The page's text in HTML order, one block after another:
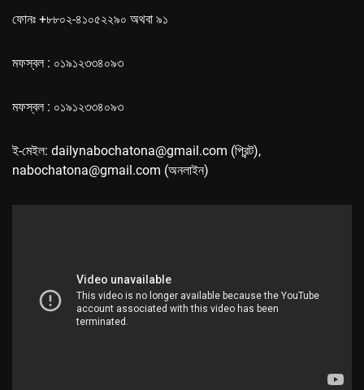
ফোনঃ +৮৮০২-৪১০৫২২৯০ অথবা ৯১
মফস্বল : ০১৯১২৩৩৪০৯৩
মফস্বল : ০১৯১২৩৩৪০৯৩
ই-মেইল: dailynabochatona@gmail.com (প্রিন্ট),
nabochatona@gmail.com (অনলাইন)